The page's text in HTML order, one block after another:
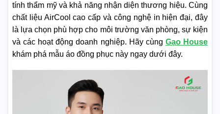
tính thẩm mỹ và khả năng nhận diện thương hiệu. Cùng
chất liệu AirCool cao cấp và công nghệ in hiện đại, đây
là lựa chọn phù hợp cho môi trường văn phòng, sự kiện
và các hoạt động doanh nghiệp. Hãy cùng Gạo House
khám phá mẫu áo đồng phục này ngay dưới đây.